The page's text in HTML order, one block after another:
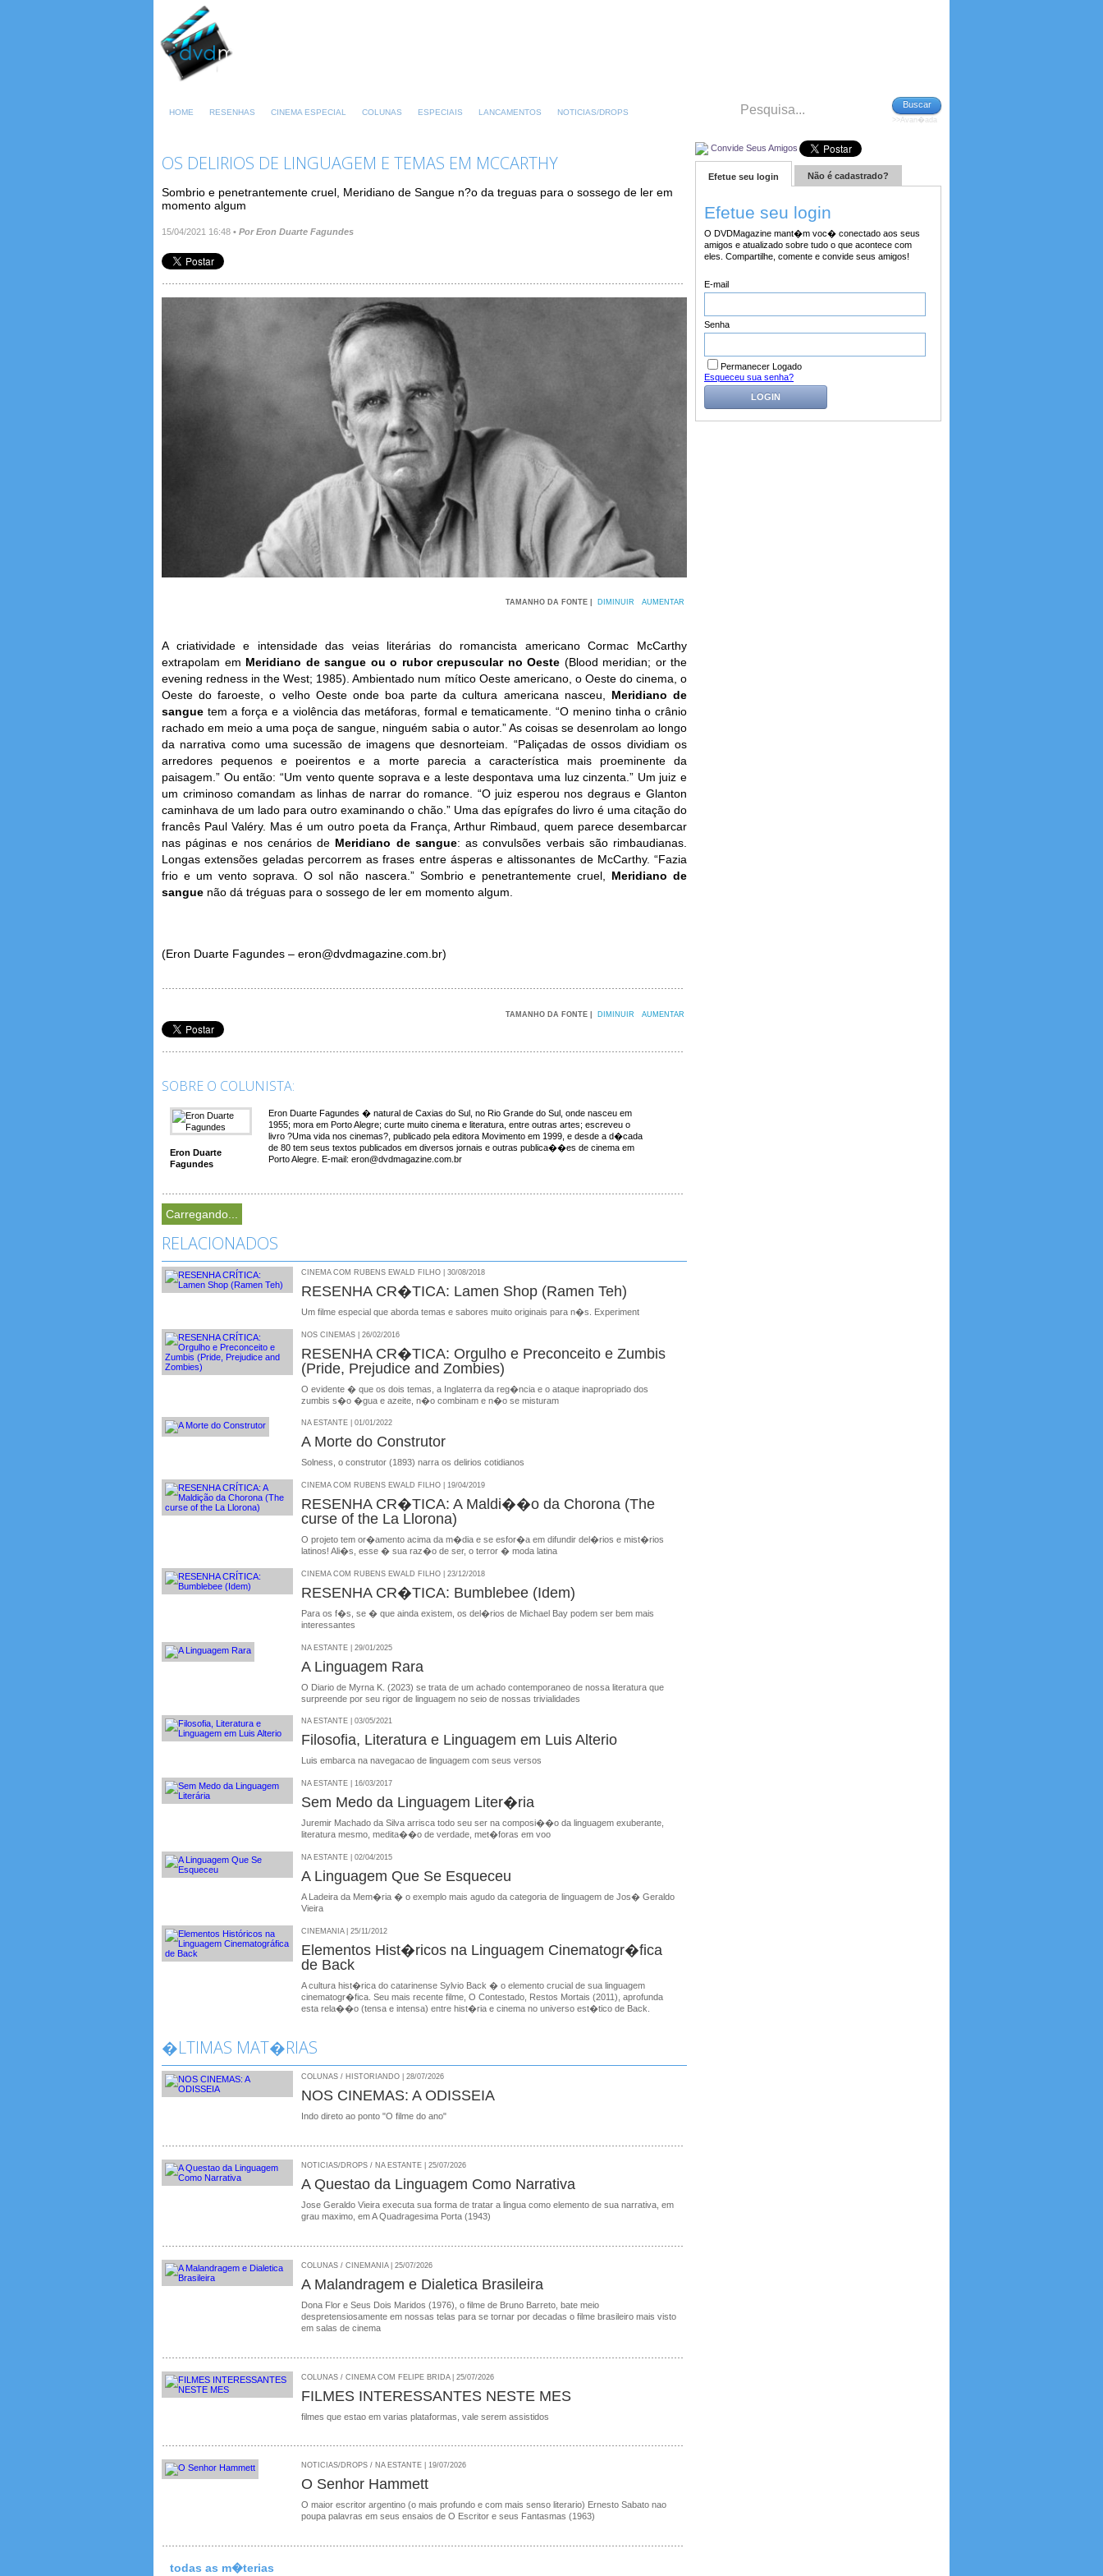
HOME RESENHAS CINEMA ESPECIAL COLUNAS ESPECIAIS LANCAMENTOS NOTICIAS/DROPS
Buscar
>>Avan�ada
OS DELIRIOS DE LINGUAGEM E TEMAS EM MCCARTHY
Sombrio e penetrantemente cruel, Meridiano de Sangue n?o da treguas para o sossego de ler em
momento algum
15/04/2021 16:48 • Por Eron Duarte Fagundes
TAMANHO DA FONTE | DIMINUIR AUMENTAR
A criatividade e intensidade das veias literárias do romancista americano Cormac McCarthy
extrapolam em Meridiano de sangue ou o rubor crepuscular no Oeste (Blood meridian; or the
evening redness in the West; 1985). Ambientado num mítico Oeste americano, o Oeste do cinema, o
Oeste do faroeste, o velho Oeste onde boa parte da cultura americana nasceu, Meridiano de
sangue tem a força e a violência das metáforas, formal e tematicamente. “O menino tinha o crânio
rachado em meio a uma poça de sangue, ninguém sabia o autor.” As coisas se desenrolam ao longo
da narrativa como uma sucessão de imagens que desnorteiam. “Paliçadas de ossos dividiam os
arredores pequenos e poeirentos e a morte parecia a característica mais proeminente da
paisagem.” Ou então: “Um vento quente soprava e a leste despontava uma luz cinzenta.” Um juiz e
um criminoso comandam as linhas de narrar do romance. “O juiz esperou nos degraus e Glanton
caminhava de um lado para outro examinando o chão.” Uma das epígrafes do livro é uma citação do
francês Paul Valéry. Mas é um outro poeta da França, Arthur Rimbaud, quem parece desembarcar
nas páginas e nos cenários de Meridiano de sangue: as convulsões verbais são rimbaudianas.
Longas extensões geladas percorrem as frases entre ásperas e altissonantes de McCarthy. “Fazia
frio e um vento soprava. O sol não nascera.” Sombrio e penetrantemente cruel, Meridiano de
sangue não dá tréguas para o sossego de ler em momento algum.
(Eron Duarte Fagundes – eron@dvdmagazine.com.br)
TAMANHO DA FONTE | DIMINUIR AUMENTAR
SOBRE O COLUNISTA:
Eron Duarte
Fagundes
Eron Duarte Fagundes � natural de Caxias do Sul, no Rio Grande do Sul, onde nasceu em
1955; mora em Porto Alegre; curte muito cinema e literatura, entre outras artes; escreveu o
livro ?Uma vida nos cinemas?, publicado pela editora Movimento em 1999, e desde a d�cada
de 80 tem seus textos publicados em diversos jornais e outras publica��es de cinema em
Porto Alegre. E-mail: eron@dvdmagazine.com.br
Carregando...
RELACIONADOS
CINEMA COM RUBENS EWALD FILHO | 30/08/2018
RESENHA CR�TICA: Lamen Shop (Ramen Teh)
Um filme especial que aborda temas e sabores muito originais para n�s. Experiment
NOS CINEMAS | 26/02/2016
RESENHA CR�TICA: Orgulho e Preconceito e Zumbis
(Pride, Prejudice and Zombies)
O evidente � que os dois temas, a Inglaterra da reg�ncia e o ataque inapropriado dos
zumbis s�o �gua e azeite, n�o combinam e n�o se misturam
NA ESTANTE | 01/01/2022
A Morte do Construtor
Solness, o construtor (1893) narra os delirios cotidianos
CINEMA COM RUBENS EWALD FILHO | 19/04/2019
RESENHA CR�TICA: A Maldi��o da Chorona (The
curse of the La Llorona)
O projeto tem or�amento acima da m�dia e se esfor�a em difundir del�rios e mist�rios
latinos! Ali�s, esse � sua raz�o de ser, o terror � moda latina
CINEMA COM RUBENS EWALD FILHO | 23/12/2018
RESENHA CR�TICA: Bumblebee (Idem)
Para os f�s, se � que ainda existem, os del�rios de Michael Bay podem ser bem mais
interessantes
NA ESTANTE | 29/01/2025
A Linguagem Rara
O Diario de Myrna K. (2023) se trata de um achado contemporaneo de nossa literatura que
surpreende por seu rigor de linguagem no seio de nossas trivialidades
NA ESTANTE | 03/05/2021
Filosofia, Literatura e Linguagem em Luis Alterio
Luis embarca na navegacao de linguagem com seus versos
NA ESTANTE | 16/03/2017
Sem Medo da Linguagem Liter�ria
Juremir Machado da Silva arrisca todo seu ser na composi��o da linguagem exuberante,
literatura mesmo, medita��o de verdade, met�foras em voo
NA ESTANTE | 02/04/2015
A Linguagem Que Se Esqueceu
A Ladeira da Mem�ria � o exemplo mais agudo da categoria de linguagem de Jos� Geraldo
Vieira
CINEMANIA | 25/11/2012
Elementos Hist�ricos na Linguagem Cinematogr�fica
de Back
A cultura hist�rica do catarinense Sylvio Back � o elemento crucial de sua linguagem
cinematogr�fica. Seu mais recente filme, O Contestado, Restos Mortais (2011), aprofunda
esta rela��o (tensa e intensa) entre hist�ria e cinema no universo est�tico de Back.
�LTIMAS MAT�RIAS
COLUNAS / HISTORIANDO | 28/07/2026
NOS CINEMAS: A ODISSEIA
Indo direto ao ponto "O filme do ano"
NOTICIAS/DROPS / NA ESTANTE | 25/07/2026
A Questao da Linguagem Como Narrativa
Jose Geraldo Vieira executa sua forma de tratar a lingua como elemento de sua narrativa, em
grau maximo, em A Quadragesima Porta (1943)
COLUNAS / CINEMANIA | 25/07/2026
A Malandragem e Dialetica Brasileira
Dona Flor e Seus Dois Maridos (1976), o filme de Bruno Barreto, bate meio
despretensiosamente em nossas telas para se tornar por decadas o filme brasileiro mais visto
em salas de cinema
COLUNAS / CINEMA COM FELIPE BRIDA | 25/07/2026
FILMES INTERESSANTES NESTE MES
filmes que estao em varias plataformas, vale serem assistidos
NOTICIAS/DROPS / NA ESTANTE | 19/07/2026
O Senhor Hammett
O maior escritor argentino (o mais profundo e com mais senso literario) Ernesto Sabato nao
poupa palavras em seus ensaios de O Escritor e seus Fantasmas (1963)
todas as m�terias
Convide Seus Amigos
Efetue seu login Não é cadastrado?
Efetue seu login
O DVDMagazine mant�m voc� conectado aos seus
amigos e atualizado sobre tudo o que acontece com
eles. Compartilhe, comente e convide seus amigos!
E-mail
Senha
Permanecer Logado
Esqueceu sua senha?
LOGIN